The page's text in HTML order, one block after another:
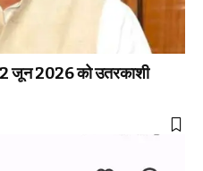
जून 2026 को उतरकाशी